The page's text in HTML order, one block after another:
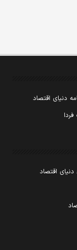
دنیای اقتصاد
اقتصاد